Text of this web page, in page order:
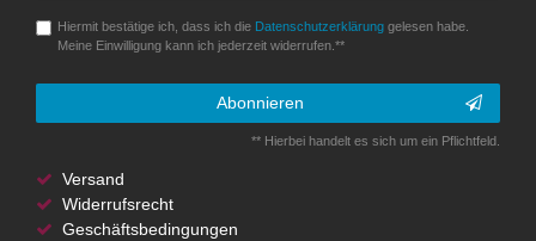
Hiermit bestätige ich, dass ich die Daten­schutz­erklärunggelesen habe.
Meine Einwilligung kann ich jederzeit widerrufen.**
Abonnieren
** Hierbei handelt es sich um ein Pflichtfeld.
Versand
Widerrufsrecht
Geschäftsbedingungen